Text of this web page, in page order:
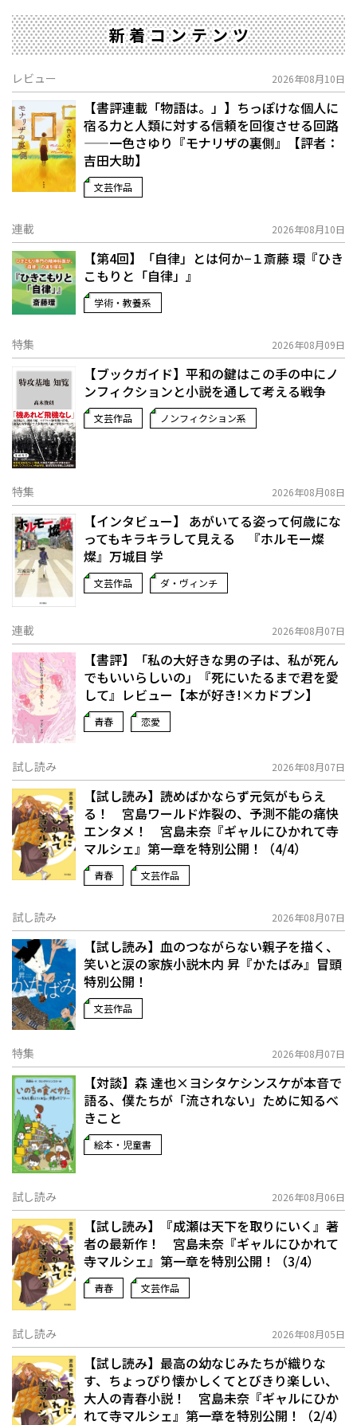
新着コンテンツ
レビュー 2026年08月10日
【書評連載「物語は。」】ちっぽけな個人に
宿る力と人類に対する信頼を回復させる回路
——一色さゆり『モナリザの裏側』【評者：
吉田大助】
文芸作品
連載 2026年08月10日
【第4回】「自律」とは何か−１――斎藤 環『ひき
こもりと「自律」』
学術・教養系
特集 2026年08月09日
【ブックガイド】平和の鍵はこの手の中に――ノ
ンフィクションと小説を通して考える戦争
文芸作品 ノンフィクション系
特集 2026年08月08日
【インタビュー】 あがいてる姿って何歳にな
ってもキラキラして見える 『ホルモー燦
燦』万城目 学
文芸作品 ダ・ヴィンチ
連載 2026年08月07日
【書評】「私の大好きな男の子は、私が死ん
でもいいらしいの」――『死にいたるまで君を愛
して』レビュー【本が好き!×カドブン】
青春 恋愛
試し読み 2026年08月07日
【試し読み】読めばかならず元気がもらえ
る！ 宮島ワールド炸裂の、予測不能の痛快
エンタメ！ 宮島未奈『ギャルにひかれて寺
マルシェ』第一章を特別公開！（4/4）
青春 文芸作品
試し読み 2026年08月07日
【試し読み】血のつながらない親子を描く、
笑いと涙の家族小説――木内 昇『かたばみ』冒頭
特別公開！
文芸作品
特集 2026年08月07日
【対談】森 達也×ヨシタケシンスケが本音で
語る、僕たちが「流されない」ために知るべ
きこと
絵本・児童書
試し読み 2026年08月06日
【試し読み】『成瀬は天下を取りにいく』著
者の最新作！ 宮島未奈『ギャルにひかれて
寺マルシェ』第一章を特別公開！（3/4）
青春 文芸作品
試し読み 2026年08月05日
【試し読み】最高の幼なじみたちが織りな
す、ちょっぴり懐かしくてとびきり楽しい、
大人の青春小説！ 宮島未奈『ギャルにひか
れて寺マルシェ』第一章を特別公開！（2/4）